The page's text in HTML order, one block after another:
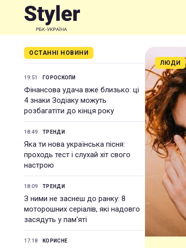
ОСТАННІ НОВИНИ
19:51 ГОРОСКОПИ
Фінансова удача вже близько: ці
4 знаки Зодіаку можуть
розбагатіти до кінця року
18:49 ТРЕНДИ
Яка ти нова українська пісня:
проходь тест і слухай хіт свого
настрою
18:09 ТРЕНДИ
З ними не заснеш до ранку: 8
моторошних серіалів, які надовго
засядуть у пам'яті
17:18 КОРИСНЕ
ЛЮДИ